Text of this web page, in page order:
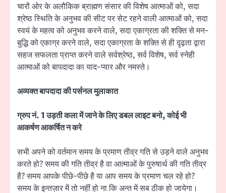
चारों ओर के अलौकिक ब्राह्मण संसार की विशेष आत्माओं को, सदा
श्रेष्ठ स्थिति के अनुभव की सीट पर सेट रहने वाली आत्माओं को, सदा
स्वयं के महत्व को अनुभव करने वाले, सदा एकाग्रता की शक्ति से मन-
बुद्धि को एकाग्र करने वाले, सदा एकाग्रता के शक्ति से ही दृढ़ता द्वारा
सहज सफलता प्राप्त करने वाले सर्वश्रेष्ठ, सर्व विशेष, सर्व स्नेही
आत्माओं को बापदादा का याद-प्यार और नमस्ते।
अव्यक्त बापदादा की पर्सनल मुलाकात
ग्रुप नं. 1 उड़ती कला में जाने के लिए डबल लाइट बनो, कोई भी
आकर्षण आकर्षित न करे
सभी अपने को वर्तमान समय के प्रमाण तीव्र गति से उड़ने वाले अनुभव
करते हो? समय की गति तीव्र है वा आत्माओं के पुरुषार्थ की गति तीव्र
है? समय आपके पीछे-पीछे है या आप समय के प्रमाण चल रहे हो?
समय के इन्तज़ार में तो नहीं हो ना कि अन्त में सब ठीक हो जायेगा।